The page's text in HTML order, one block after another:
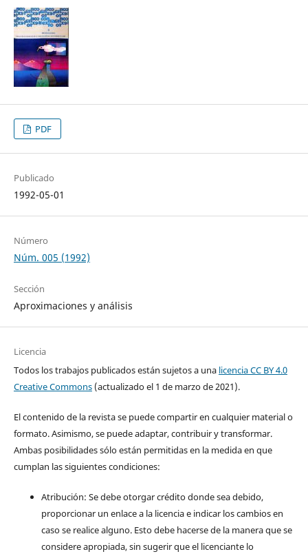
PDF
Publicado
1992-05-01
Número
Núm. 005 (1992)
Sección
Aproximaciones y análisis
Licencia
Todos los trabajos publicados están sujetos a una licencia CC BY 4.0
Creative Commons(actualizado el 1 de marzo de 2021).
El contenido de la revista se puede compartir en cualquier material o
formato. Asimismo, se puede adaptar, contribuir y transformar.
Ambas posibilidades sólo están permitidas en la medida en que
cumplan las siguientes condiciones:
Atribución: Se debe otorgar crédito donde sea debido,
proporcionar un enlace a la licencia e indicar los cambios en
caso se realice alguno. Esto debe hacerse de la manera que se
considere apropiada, sin sugerir que el licenciante lo